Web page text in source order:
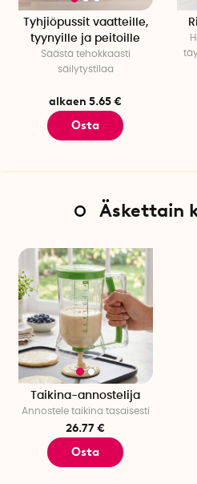
Tyhjiöpussit vaatteille,
tyynyille ja peitoille
Säästä tehokkaasti
säilytystilaa
alkaen 5.65 €
Osta
Äskettain
Taikina-annostelija
Annostele taikina tasaisesti
26.77 €
Osta